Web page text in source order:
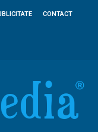
CONTACT